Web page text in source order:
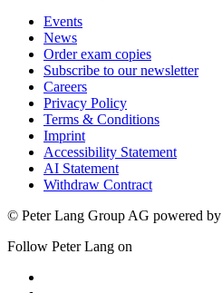
Events
News
Order exam copies
Subscribe to our newsletter
Careers
Privacy Policy
Terms & Conditions
Imprint
Accessibility Statement
AI Statement
Withdraw Contract
© Peter Lang Group AG powered by
Follow Peter Lang on